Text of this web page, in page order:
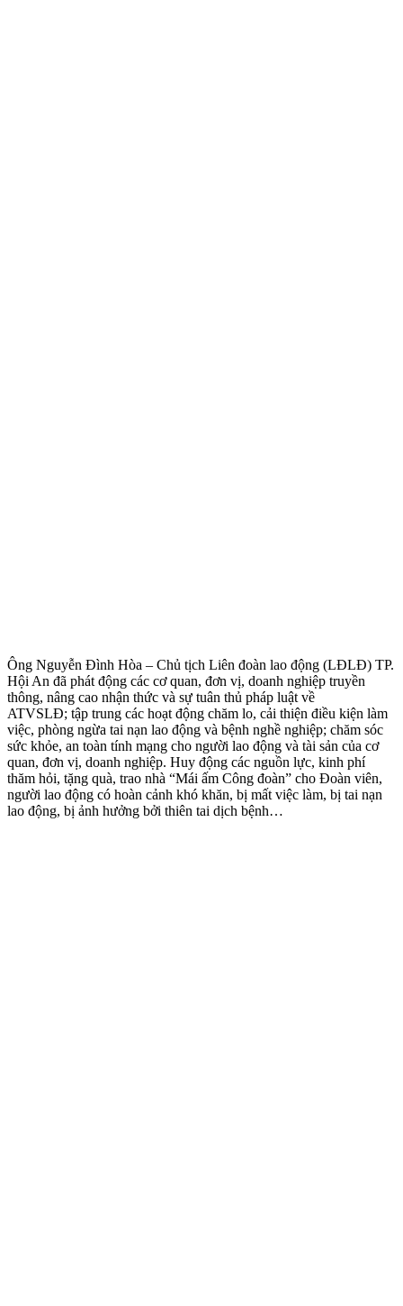
Ông Nguyễn Đình Hòa – Chủ tịch Liên đoàn lao động (LĐLĐ) TP.
Hội An đã phát động các cơ quan, đơn vị, doanh nghiệp truyền
thông, nâng cao nhận thức và sự tuân thủ pháp luật về
ATVSLĐ; tập trung các hoạt động chăm lo, cải thiện điều kiện làm
việc, phòng ngừa tai nạn lao động và bệnh nghề nghiệp; chăm sóc
sức khỏe, an toàn tính mạng cho người lao động và tài sản của cơ
quan, đơn vị, doanh nghiệp. Huy động các nguồn lực, kinh phí
thăm hỏi, tặng quà, trao nhà “Mái ấm Công đoàn” cho Đoàn viên,
người lao động có hoàn cảnh khó khăn, bị mất việc làm, bị tai nạn
lao động, bị ảnh hưởng bởi thiên tai dịch bệnh…